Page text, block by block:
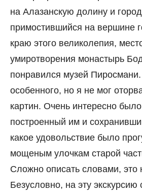
на Алазанскую долину и
примостившийся на вершине
краю этого великолепия,
умиротворения монастырь
понравился музей
особенного, но я не мог
картин. Очень интересно
построенный им и
какое удовольствие было
мощеным улочкам старой
Сложно описать словами, это
Безусловно, на эту экскурсию